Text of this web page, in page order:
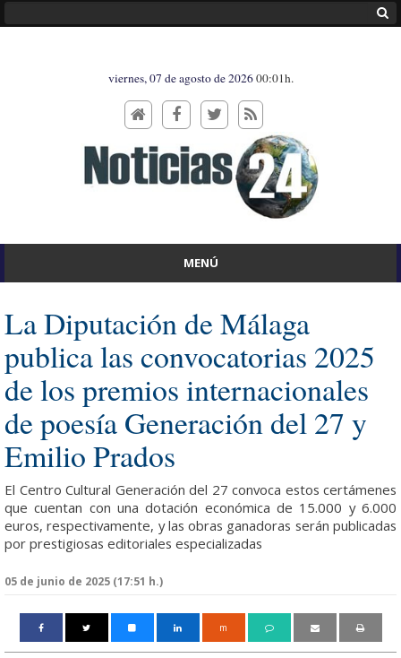
viernes, 07 de agosto de 202600:01h.
MENÚ
La Diputación de Málaga
publica las convocatorias 2025
de los premios internacionales
de poesía Generación del 27 y
Emilio Prados
El Centro Cultural Generación del 27 convoca estos certámenes
que cuentan con una dotación económica de 15.000 y 6.000
euros, respectivamente, y las obras ganadoras serán publicadas
por prestigiosas editoriales especializadas
05 de junio de 2025 (17:51 h.)
m